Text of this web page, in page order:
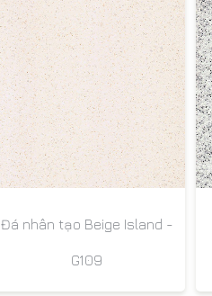
Đá nhân tạo Beige Island -
G109